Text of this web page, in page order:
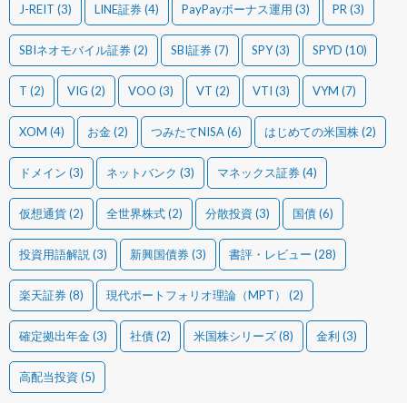
J-REIT (3) LINE証券(4) PayPayボーナス運用 (3) PR (3)
SBIネオモバイル証券(2) SBI証券(7) SPY(3) SPYD (10)
T (2) VIG (2) VOO (3) VT (2) VTI (3) VYM (7)
XOM (4) お金(2) つみたてNISA(6) はじめての米国株(2)
ドメイン (3) ネットバンク (3) マネックス証券(4)
仮想通貨(2) 全世界株式(2) 分散投資 (3) 国債(6)
投資用語解説 (3) 新興国債券(3) 書評・レビュー (28)
楽天証券(8) 現代ポートフォリオ理論（MPT） (2)
確定拠出年金(3) 社債(2) 米国株シリーズ(8) 金利 (3)
高配当投資 (5)